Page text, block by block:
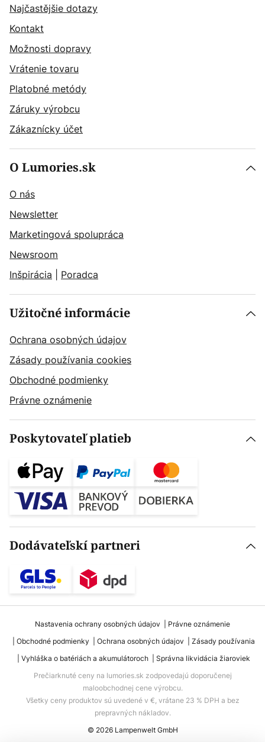
Najčastějšie dotazy
Kontakt
Možnosti dopravy
Vrátenie tovaru
Platobné metódy
Záruky výrobcu
Zákaznícky účet
O Lumories.sk
O nás
Newsletter
Marketingová spolupráca
Newsroom
Inšpirácia
Poradca
Užitočné informácie
Ochrana osobných údajov
Zásady používania cookies
Obchodné podmienky
Právne oznámenie
Poskytovateľ platieb
Dodávateľskí partneri
Nastavenia ochrany osobných údajov
Právne oznámenie
Obchodné podmienky
Ochrana osobných údajov
Zásady používania
Vyhláška o batériách a akumulátoroch
Správna likvidácia žiaroviek
Prečiarknuté ceny na lumories.sk zodpovedajú doporučenej
maloobchodnej cene výrobcu.
Všetky ceny produktov sú uvedené v €, vrátane 23 % DPH a bez
prepravných nákladov.
© 2026 Lampenwelt GmbH